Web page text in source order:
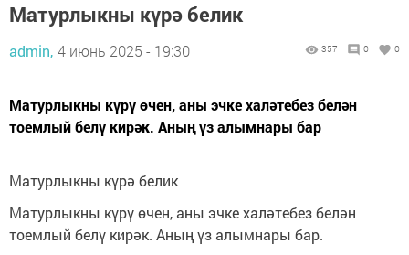
Матурлыкны күрә белик
admin, 4 июнь 2025 - 19:30 357 0 0
Матурлыкны күрү өчен, аны эчке халәтебез белән
тоемлый белү кирәк. Аның үз алымнары бар
Матурлыкны күрә белик
Матурлыкны күрү өчен, аны эчке халәтебез белән
тоемлый белү кирәк. Аның үз алымнары бар.